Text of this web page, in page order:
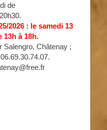
de
2026 : le samedi 13
13h à 18h.
Salengro, Châtenay ;